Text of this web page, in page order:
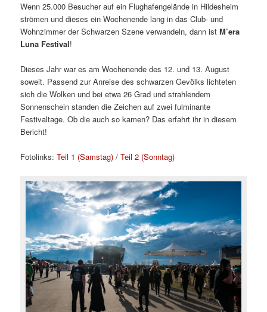
Wenn 25.000 Besucher auf ein Flughafengelände in Hildesheim
strömen und dieses ein Wochenende lang in das Club- und
Wohnzimmer der Schwarzen Szene verwandeln, dann istM’era
Luna Festival!
Dieses Jahr war es am Wochenende des 12. und 13. August
soweit. Passend zur Anreise des schwarzen Gevölks lichteten
sich die Wolken und bei etwa 26 Grad und strahlendem
Sonnenschein standen die Zeichen auf zwei fulminante
Festivaltage. Ob die auch so kamen? Das erfahrt ihr in diesem
Bericht!
Fotolinks:Teil 1 (Samstag) /Teil 2 (Sonntag)